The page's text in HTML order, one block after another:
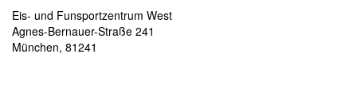
Eis- und Funsportzentrum West
Agnes-Bernauer-Straße 241
München, 81241